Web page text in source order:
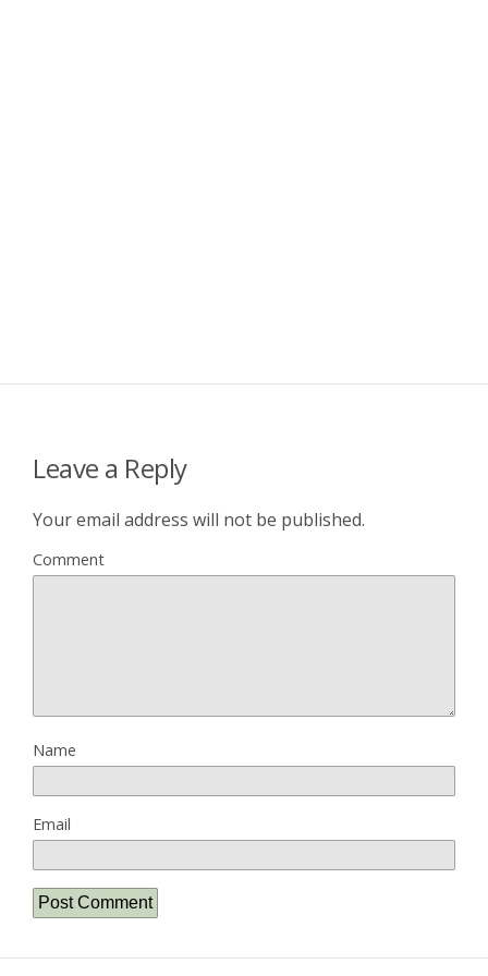
Leave a Reply
Your email address will not be published.
Comment
Name
Email